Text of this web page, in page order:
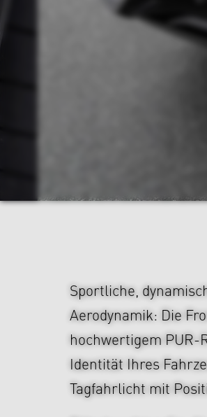
Sportliche,
Aerodynamik: Die
hochwertigem PUR-
Identität Ihres
Tagfahrlicht mit